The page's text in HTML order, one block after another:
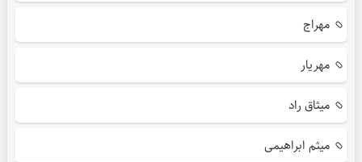
مهراج
مهریار
میثاق راد
میثم ابراهیمی